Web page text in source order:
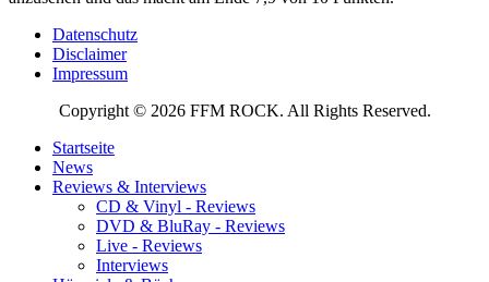
Datenschutz
Disclaimer
Impressum
Copyright © 2026 FFM ROCK. All Rights Reserved.
Startseite
News
Reviews & Interviews
CD & Vinyl - Reviews
DVD & BluRay - Reviews
Live - Reviews
Interviews